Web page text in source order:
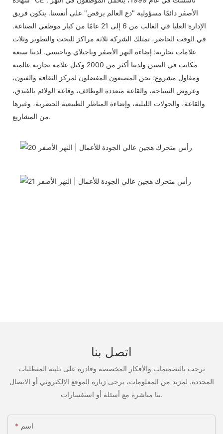
الأصفر دائمًا مسؤولية "دع العالم يرقص" على أنفسنا. يتكون فريق
الإدارة العليا في الغالب من 6 إلى 21 عامًا من كبار موظفي الصناعة.
في الوقت الحاضر، تمتلك الشركة ثلاثة مراكز للبحث والتطوير وثلاث
علامات تجارية: إضاءة النهر الأصفر وياجيلاي وياجيسي. لدينا سبعة
مكاتب في الصين ولدينا أكثر من 2000 وكيل علامة تجارية عالمية
ومقاول مشروع؛ نحن المصنعون المفضلون لمركز الثقافة والفنون،
وعروض السياحة، والقاعة متعددة الوظائف، وقاعة الولائم بالفندق،
والقاعة، والجولات الليلية، وإضاءة المناظر الطبيعية الحضرية، وغيرها
من المشاريع.
اتصل بنا
نرحب بالتصميمات والأفكار المخصصة وقادرة على تلبية المتطلبات
المحددة. لمزيد من المعلومات، يرجى زيارة الموقع الإلكتروني أو الاتصال
بنا مباشرة مع أسئلة أو استفسارات.
اسم